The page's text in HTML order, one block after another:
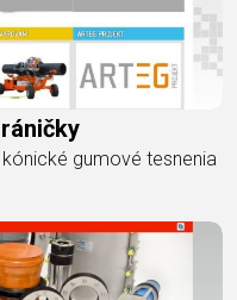
gumové tesnenia